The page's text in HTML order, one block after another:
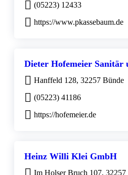
(05223) 12433
https://www.pkassebaum.de
Dieter Hofemeier Sanitär
Hanffeld 128, 32257 Bünde
(05223) 41186
https://hofemeier.de
Heinz Willi Klei GmbH
Im Holser Bruch 107, 32257